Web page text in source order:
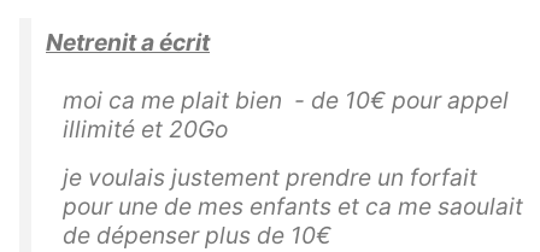
Netrenit a écrit
moi ca me plait bien - de 10€ pour appel
illimité et 20Go
je voulais justement prendre un forfait
pour une de mes enfants et ca me saoulait
de dépenser plus de 10€